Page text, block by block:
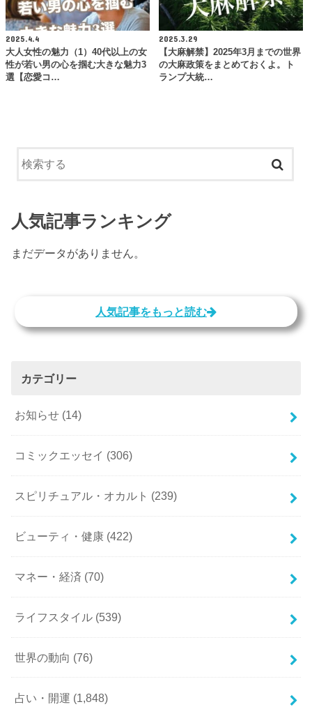
2025.4.4
大人女性の魅力（1）40代以上の女
性が若い男の心を掴む大きな魅力3
選【恋愛コ…
2025.3.29
【大麻解禁】2025年3月までの世界
の大麻政策をまとめておくよ。ト
ランプ大統…
人気記事ランキング
まだデータがありません。
人気記事をもっと読む
カテゴリー
お知らせ (14)
コミックエッセイ (306)
スピリチュアル・オカルト (239)
ビューティ・健康 (422)
マネー・経済 (70)
ライフスタイル (539)
世界の動向 (76)
占い・開運 (1,848)